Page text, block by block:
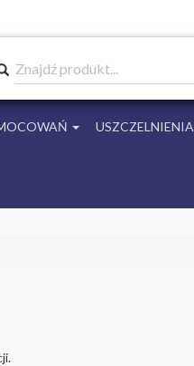
Znajdź produkt...
USZCZELNIENIA